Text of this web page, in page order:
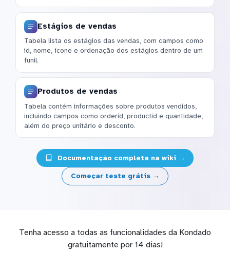
Estágios de vendas
Tabela lista os estágios das vendas, com campos como
id, nome, ícone e ordenação dos estágios dentro de um
funil.
Produtos de vendas
Tabela contém informações sobre produtos vendidos,
incluindo campos como orderid, productid e quantidade,
além do preço unitário e desconto.
Documentação completa na wiki →
Começar teste grátis →
Tenha acesso a todas as funcionalidades da Kondado
gratuitamente por 14 dias!